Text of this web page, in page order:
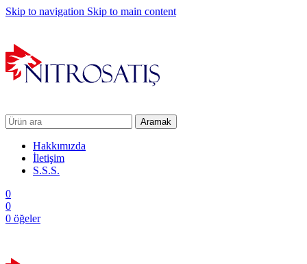
Skip to navigation Skip to main content
Aramak
Hakkımızda
İletişim
S.S.S.
0
0
0 öğeler